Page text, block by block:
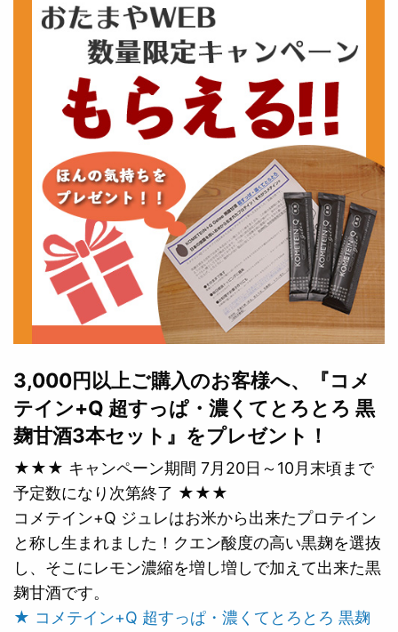
3,000円以上ご購入のお客様へ、『コメ
テイン+Q 超すっぱ・濃くてとろとろ 黒
麹甘酒3本セット』をプレゼント！
★★★ キャンペーン期間 7月20日～10月末頃まで
予定数になり次第終了 ★★★
コメテイン+Q ジュレはお米から出来たプロテイン
と称し生まれました！クエン酸度の高い黒麹を選抜
し、そこにレモン濃縮を増し増しで加えて出来た黒
麹甘酒です。
★ コメテイン+Q 超すっぱ・濃くてとろとろ 黒麹